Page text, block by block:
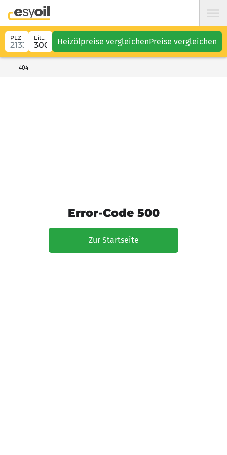
PLZ Liter Heizölpreise vergleichenPreise vergleichen
404
Error-Code 500
Zur Startseite